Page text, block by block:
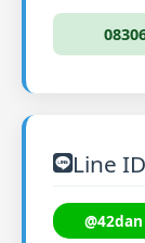
Line ID
@42dan